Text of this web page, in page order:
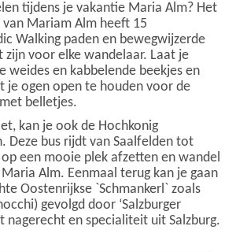
tijdens je vakantie Maria Alm? Het
van Mariam Alm heeft 15
Walking paden en bewegwijzerde
zijn voor elke wandelaar. Laat je
weides en kabbelende beekjes en
je ogen open te houden voor de
belletjes.
kan je ook de Hochkonig
Deze bus rijdt van Saalfelden tot
een mooie plek afzetten en wandel
Alm. Eenmaal terug kan je gaan
Oostenrijkse `Schmankerl` zoals
gevolgd door ‘Salzburger
nagerecht en specialiteit uit Salzburg.